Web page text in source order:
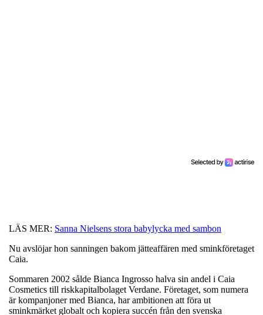
LÄS MER: Sanna Nielsens stora babylycka med sambon
Nu avslöjar hon sanningen bakom jätteaffären med sminkföretaget
Caia.
Sommaren 2002 sålde Bianca Ingrosso halva sin andel i Caia
Cosmetics till riskkapitalbolaget Verdane. Företaget, som numera
är kompanjoner med Bianca, har ambitionen att föra ut
sminkmärket globalt och kopiera succén från den svenska